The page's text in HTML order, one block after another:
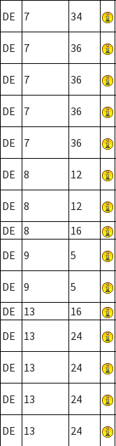
DE 7 34
DE 7 36
DE 7 36
DE 7 36
DE 7 36
DE 8 12
DE 8 12
DE
8 16
DE
9 5
DE 9 5
DE
13 16
DE
13 24
DE 13 24
DE 13 24
DE 13 24